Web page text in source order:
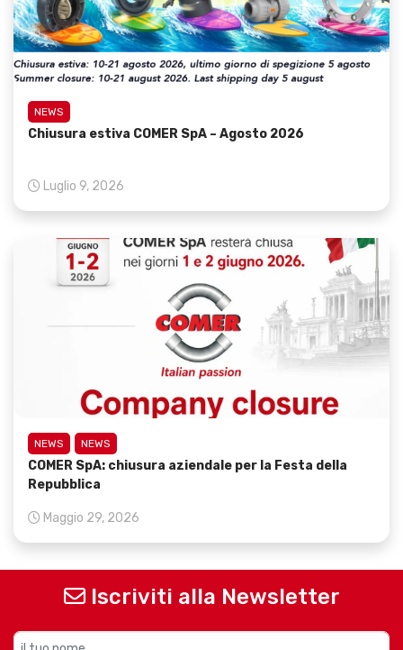
NEWS
Chiusura estiva COMER SpA – Agosto 2026
Luglio 9, 2026
NEWS NEWS
COMER SpA: chiusura aziendale per la Festa della
Repubblica
Maggio 29, 2026
Iscriviti alla Newsletter